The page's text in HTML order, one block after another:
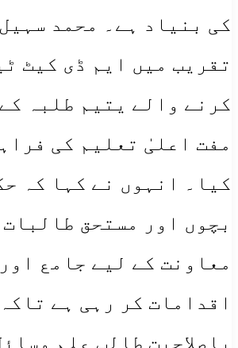
کی بنیاد ہے۔ محمد
تقریب میں ایم ڈی کیٹ
کرنے والے یتیم طلبہ
مفت اعلیٰ تعلیم کی
کیا۔ انہوں نے کہا کہ
بچوں اور مستحق
معاونت کے لیے جامع
اقدامات کر رہی ہے
باصلاحیت طالب علم